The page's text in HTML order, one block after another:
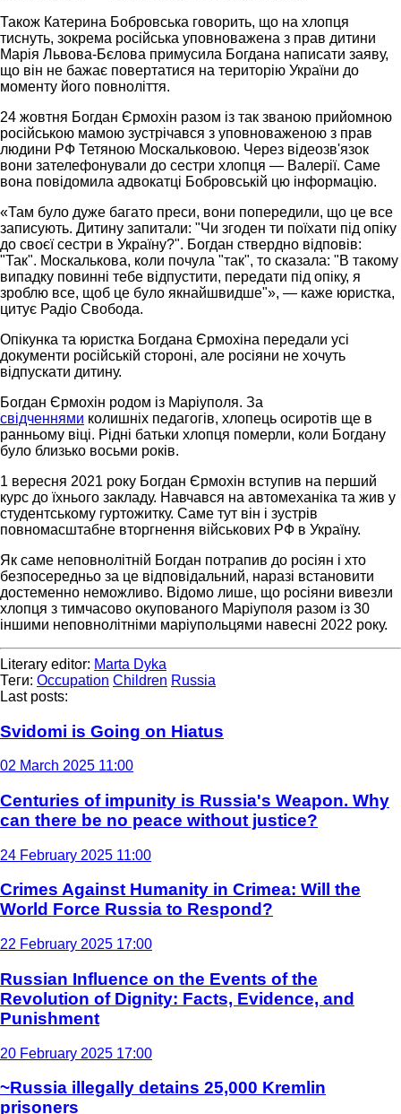
Також Катерина Бобровська говорить, що на хлопця
тиснуть, зокрема російська уповноважена з прав дитини
Марія Львова-Бєлова примусила Богдана написати заяву,
що він не бажає повертатися на територію України до
моменту його повноліття.
24 жовтня Богдан Єрмохін разом із так званою прийомною
російською мамою зустрічався з уповноваженою з прав
людини РФ Тетяною Москальковою. Через відеозв'язок
вони зателефонували до сестри хлопця — Валерії. Саме
вона повідомила адвокатці Бобровській цю інформацію.
«Там було дуже багато преси, вони попередили, що це все
записують. Дитину запитали: "Чи згоден ти поїхати під опіку
до своєї сестри в Україну?". Богдан ствердно відповів:
"Так". Москалькова, коли почула "так", то сказала: "В такому
випадку повинні тебе відпустити, передати під опіку, я
зроблю все, щоб це було якнайшвидше"», — каже юристка,
цитує Радіо Свобода.
Опікунка та юристка Богдана Єрмохіна передали усі
документи російській стороні, але росіяни не хочуть
відпускати дитину.
Богдан Єрмохін родом із Маріуполя. За
свідченнями колишніх педагогів, хлопець осиротів ще в
ранньому віці. Рідні батьки хлопця померли, коли Богдану
було близько восьми років.
1 вересня 2021 року Богдан Єрмохін вступив на перший
курс до їхнього закладу. Навчався на автомеханіка та жив у
студентському гуртожитку. Саме тут він і зустрів
повномасштабне вторгнення військових РФ в Україну.
Як саме неповнолітній Богдан потрапив до росіян і хто
безпосередньо за це відповідальний, наразі встановити
достеменно неможливо. Відомо лише, що росіяни вивезли
хлопця з тимчасово окупованого Маріуполя разом із 30
іншими неповнолітніми маріупольцями навесні 2022 року.
Literary editor: Marta Dyka
Теги: Occupation Children Russia
Last posts:
Svidomi is Going on Hiatus
02 March 2025 11:00
Centuries of impunity is Russia's Weapon. Why
can there be no peace without justice?
24 February 2025 11:00
Crimes Against Humanity in Crimea: Will the
World Force Russia to Respond?
22 February 2025 17:00
Russian Influence on the Events of the
Revolution of Dignity: Facts, Evidence, and
Punishment
20 February 2025 17:00
~Russia illegally detains 25,000 Kremlin
prisoners